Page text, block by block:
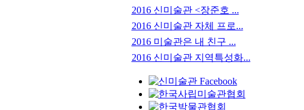
2016 신미술관 <장준호 ...
2016 신미술관 자체 프로...
2016 미술관은 내 친구 ...
2016 신미술관 지역특성화...